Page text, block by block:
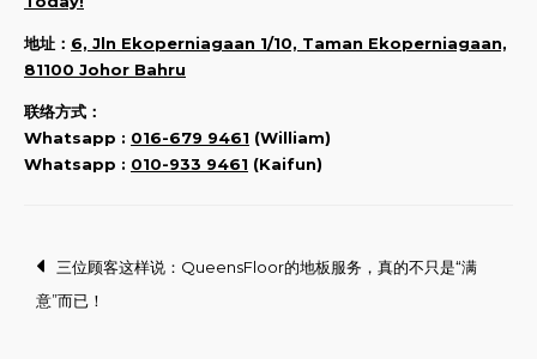
地址： 6, Jln Ekoperniagaan 1/10, Taman Ekoperniagaan,
81100 Johor Bahru
联络方式：
Whatsapp : 016-679 9461 (William)
Whatsapp : 010-933 9461 (Kaifun)
Post
navigation
三位顾客这样说：QueensFloor的地板服务，真的不只是“满
意”而已！